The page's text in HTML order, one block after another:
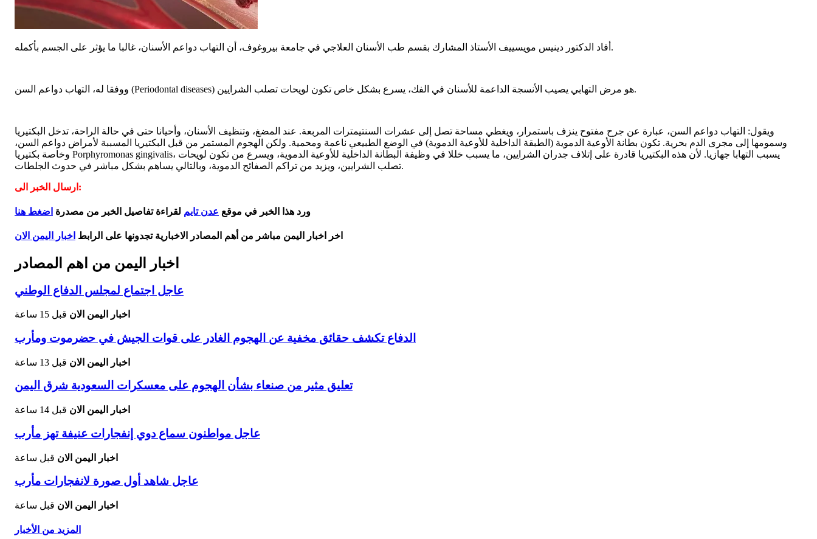
أفاد الدكتور دينيس مويسييف الأستاذ المشارك بقسم طب الأسنان العلاجي في جامعة بيروغوف، أن التهاب دواعم الأسنان، غالبا ما يؤثر على الجسم بأكمله.
ووفقا له، التهاب دواعم السن (Periodontal diseases) هو مرض التهابي يصيب الأنسجة الداعمة للأسنان في الفك، يسرع بشكل خاص تكون لويحات تصلب الشرايين.
ويقول: التهاب دواعم السن، عبارة عن جرح مفتوح ينزف باستمرار، ويغطي مساحة تصل إلى عشرات السنتيمترات المربعة. عند المضغ، وتنظيف الأسنان، وأحيانا حتى في حالة الراحة، تدخل البكتيريا
وسمومها إلى مجرى الدم بحرية. تكون بطانة الأوعية الدموية (الطبقة الداخلية للأوعية الدموية) في الوضع الطبيعي ناعمة ومحمية. ولكن الهجوم المستمر من قبل البكتيريا المسببة لأمراض دواعم السن،
وخاصة بكتيريا Porphyromonas gingivalis، يسبب التهابا جهازيا. لأن هذه البكتيريا قادرة على إتلاف جدران الشرايين، ما يسبب خللا في وظيفة البطانة الداخلية للأوعية الدموية، ويسرع من تكون لويحات
تصلب الشرايين، ويزيد من تراكم الصفائح الدموية، وبالتالي يساهم بشكل مباشر في حدوث الجلطات.
ارسال الخبر الى:
ورد هذا الخبر في موقع عدن تايم لقراءة تفاصيل الخبر من مصدرة اضغط هنا
اخر اخبار اليمن مباشر من أهم المصادر الاخبارية تجدونها على الرابط اخبار اليمن الان
اخبار اليمن من اهم المصادر
عاجل اجتماع لمجلس الدفاع الوطني
اخبار اليمن الان قبل 15 ساعة
الدفاع تكشف حقائق مخفية عن الهجوم الغادر على قوات الجيش في حضرموت ومأرب
اخبار اليمن الان قبل 13 ساعة
تعليق مثير من صنعاء بشأن الهجوم على معسكرات السعودية شرق اليمن
اخبار اليمن الان قبل 14 ساعة
عاجل مواطنون سماع دوي إنفجارات عنيفة تهز مأرب
اخبار اليمن الان قبل ساعة
عاجل شاهد أول صورة لانفجارات مأرب
اخبار اليمن الان قبل ساعة
المزيد من الأخبار